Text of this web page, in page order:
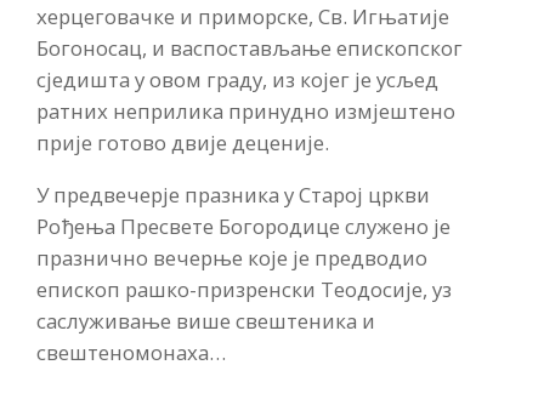
херцеговачке и приморске, Св. Игњатије
Богоносац, и васпостављање епископског
сједишта у овом граду, из којег је усљед
ратних неприлика принудно измјештено
прије готово двије деценије.
У предвечерје празника у Старој цркви
Рођења Пресвете Богородице служено је
празнично вечерње које је предводио
епископ рашко-призренски Теодосије, уз
саслуживање више свештеника и
свештеномонаха…